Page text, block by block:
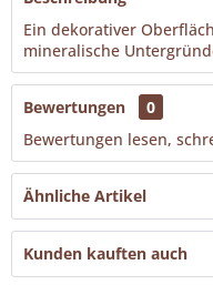
Ein dekorativer
mineralische
Bewertungen
0
Bewertungen lesen,
Ähnliche Artikel
Kunden kauften auch